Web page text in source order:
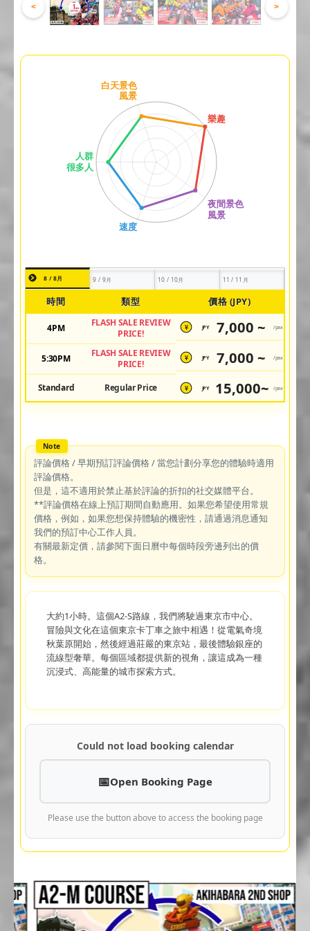
< >
8 / 8月 9 / 9月 10 / 10月 11 / 11月
時間 類型 價格 (JPY)
4PM
FLASH SALE REVIEW
PRICE!
¥ JPY 7,000 ~ /pax
5:30PM
FLASH SALE REVIEW
PRICE!
¥ JPY 7,000 ~ /pax
Standard Regular Price ¥ JPY 15,000~ /pax
評論價格 / 早期預訂評論價格 / 當您計劃分享您的體驗時適用
評論價格。
但是，這不適用於禁止基於評論的折扣的社交媒體平台。
**評論價格在線上預訂期間自動應用。如果您希望使用常規
價格，例如，如果您想保持體驗的機密性，請通過消息通知
我們的預訂中心工作人員。
有關最新定價，請參閱下面日曆中每個時段旁邊列出的價
格。
大約1小時。這個A2-S路線，我們將駛過東京市中心。
冒險與文化在這個東京卡丁車之旅中相遇！從電氣奇境
秋葉原開始，然後經過莊嚴的東京站，最後體驗銀座的
流線型奢華。每個區域都提供新的視角，讓這成為一種
沉浸式、高能量的城市探索方式。
Could not load booking calendar
Open Booking Page
Please use the button above to access the booking page